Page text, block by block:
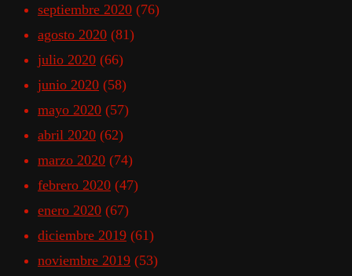
septiembre 2020 (76)
agosto 2020 (81)
julio 2020 (66)
junio 2020 (58)
mayo 2020 (57)
abril 2020 (62)
marzo 2020 (74)
febrero 2020 (47)
enero 2020 (67)
diciembre 2019 (61)
noviembre 2019 (53)